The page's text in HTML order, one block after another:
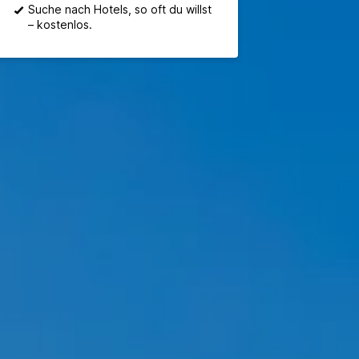
Suche nach Hotels, so oft du willst
– kostenlos.